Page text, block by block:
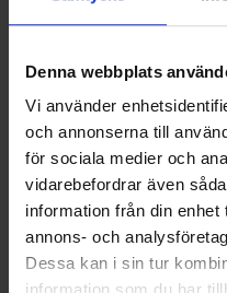
Denna webbplats
Vi använder
och annonserna till
för sociala medier och
vidarebefordrar även
information från din
annons- och
Dessa kan i sin tur
Socken Coolmax® Grau